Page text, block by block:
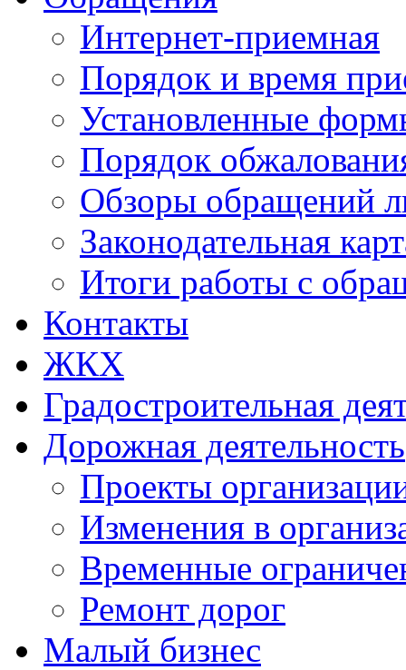
Интернет-приемная
Порядок и время
Установленные
Порядок
Обзоры обращений
Законодательная
Итоги работы с
Контакты
ЖКХ
Градостроительная
Дорожная деятельность
Проекты
Изменения в
Временные
Ремонт дорог
Малый бизнес